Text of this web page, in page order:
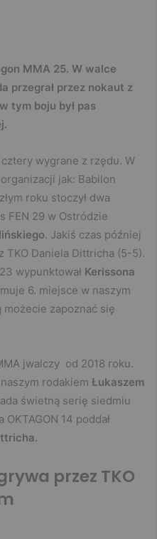
MMA 25. W walce
przegrał przez nokaut z
tym boju był pas
wygrane z rzędu. W
jak: Babilon
roku stoczył dwa
FEN 29 w Ostródzie
. Jakiś czas później
TKO Daniela Dittricha (5-5).
wypunktował Kerissona
6. miejsce w naszym
możecie zapoznać się
jwalczy od 2018 roku.
rodakiem Łukaszem
świetną serię siedmiu
14 poddał
przez TKO